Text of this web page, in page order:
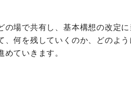
場で共有し、基本構想の改定
何を残していくのか、どのよ
ていきます。